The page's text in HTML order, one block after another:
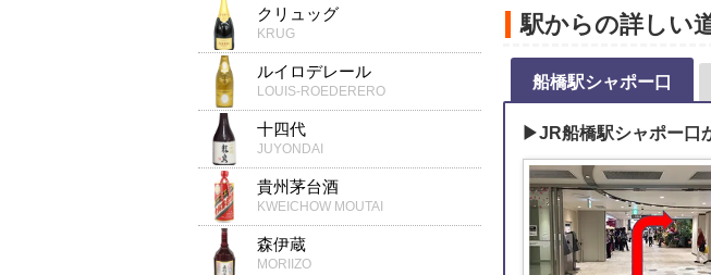
駅からの詳しい
船橋駅シャポー口
▶JR船橋駅シャポー口
クリュッグ
KRUG
ルイロデレール
LOUIS-ROEDERERO
十四代
JUYONDAI
貴州茅台酒
KWEICHOW MOUTAI
森伊蔵
MORIIZO